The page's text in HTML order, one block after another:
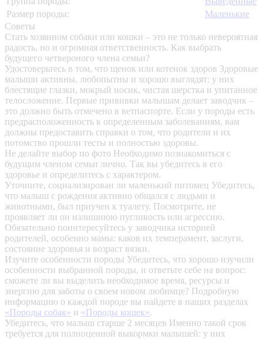
Размер породы:
Маленькие
Советы
Стать хозяином собаки или кошки – это не только невероятная
радость, но и огромная ответственность. Как выбрать
будущего четвероного члена семьи?
Удостоверьтесь в том, что щенок или котенок здоров Здоровые
малыши активны, любопытны и хорошо выглядят: у них
блестящие глазки, мокрый носик, чистая шерстка и упитанное
телосложение. Первые прививки малышам делает заводчик –
это должно быть отмечено в ветпаспорте. Если у породы есть
предрасположенность к определенным заболеваниям, вам
должны предоставить справки о том, что родители и их
потомство прошли тесты и полностью здоровы.
Не делайте выбор по фото Необходимо познакомиться с
будущим членом семьи лично. Так вы убедитесь в его
здоровье и определитесь с характером.
Уточните, социализирован ли маленький питомец Убедитесь,
что малыш с рождения активно общался с людьми и
животными, был приучен к туалету. Посмотрите, не
проявляет ли он излишнюю пугливость или агрессию.
Обязательно поинтересуйтесь у заводчика историей
родителей, особенно мамы: каков их темперамент, заслуги,
состояние здоровья и возраст вязки.
Изучите особенности породы Убедитесь, что хорошо изучили
особенности выбранной породы, и ответьте себе на вопрос:
сможете ли вы выделить необходимое время, ресурсы и
энергию для заботы о своем новом любимце? Подробную
информацию о каждой породе вы найдете в наших разделах
«Породы собак» и «Породы кошек».
Убедитесь, что малыш старше 2 месяцев Именно такой срок
требуется для полноценной выкормки малышей: у них